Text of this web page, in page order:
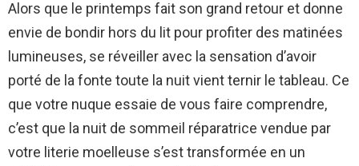
Alors que le printemps fait son grand retour et donne
envie de bondir hors du lit pour profiter des matinées
lumineuses, se réveiller avec la sensation d’avoir
porté de la fonte toute la nuit vient ternir le tableau. Ce
que votre nuque essaie de vous faire comprendre,
c’est que la nuit de sommeil réparatrice vendue par
votre literie moelleuse s’est transformée en un